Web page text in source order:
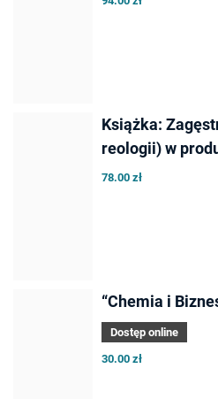
Książka:
reologii) w
78.00 zł
“Chemia i
Dostęp online
30.00 zł